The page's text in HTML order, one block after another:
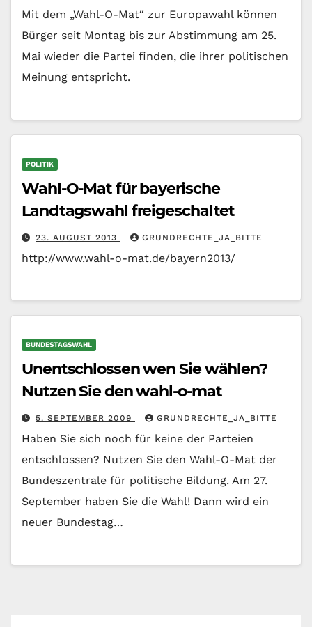
Mit dem „Wahl-O-Mat“ zur Europawahl können
Bürger seit Montag bis zur Abstimmung am 25.
Mai wieder die Partei finden, die ihrer politischen
Meinung entspricht.
POLITIK
Wahl-O-Mat für bayerische
Landtagswahl freigeschaltet
23. AUGUST 2013 GRUNDRECHTE_JA_BITTE
http://www.wahl-o-mat.de/bayern2013/
BUNDESTAGSWAHL
Unentschlossen wen Sie wählen?
Nutzen Sie den wahl-o-mat
5. SEPTEMBER 2009 GRUNDRECHTE_JA_BITTE
Haben Sie sich noch für keine der Parteien
entschlossen? Nutzen Sie den Wahl-O-Mat der
Bundeszentrale für politische Bildung. Am 27.
September haben Sie die Wahl! Dann wird ein
neuer Bundestag…